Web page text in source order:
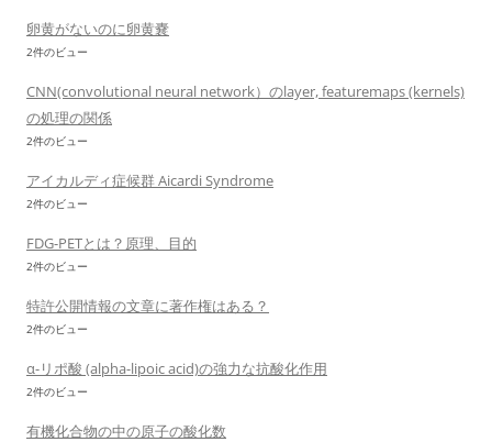
卵黄がないのに卵黄嚢
2件のビュー
CNN(convolutional neural network）のlayer, featuremaps (kernels)
の処理の関係
2件のビュー
アイカルディ症候群 Aicardi Syndrome
2件のビュー
FDG-PETとは？原理、目的
2件のビュー
特許公開情報の文章に著作権はある？
2件のビュー
α-リポ酸 (alpha-lipoic acid)の強力な抗酸化作用
2件のビュー
有機化合物の中の原子の酸化数